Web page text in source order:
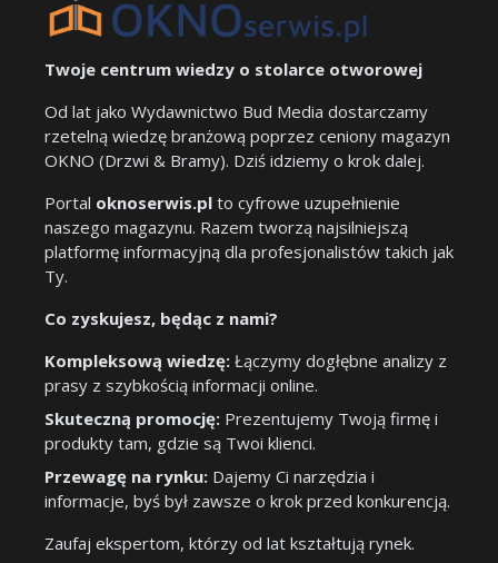
Twoje centrum wiedzy o stolarce otworowej
Od lat jako Wydawnictwo Bud Media dostarczamy
rzetelną wiedzę branżową poprzez ceniony magazyn
OKNO (Drzwi & Bramy). Dziś idziemy o krok dalej.
Portal oknoserwis.pl to cyfrowe uzupełnienie
naszego magazynu. Razem tworzą najsilniejszą
platformę informacyjną dla profesjonalistów takich jak
Ty.
Co zyskujesz, będąc z nami?
Kompleksową wiedzę: Łączymy dogłębne analizy z
prasy z szybkością informacji online.
Skuteczną promocję: Prezentujemy Twoją firmę i
produkty tam, gdzie są Twoi klienci.
Przewagę na rynku: Dajemy Ci narzędzia i
informacje, byś był zawsze o krok przed konkurencją.
Zaufaj ekspertom, którzy od lat kształtują rynek.